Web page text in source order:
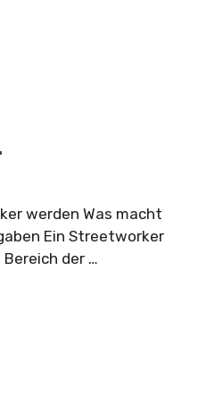
werden Was macht
Ein Streetworker
der …